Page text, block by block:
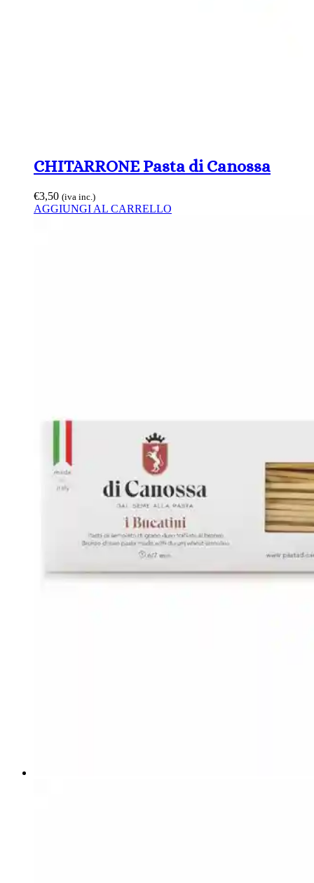
CHITARRONE Pasta di Canossa
€3,50 (iva inc.)
AGGIUNGI AL CARRELLO